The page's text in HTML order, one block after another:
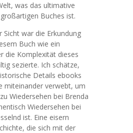
was das ultimative
Buches ist.
Sicht war die Erkundung
Buch wie ein
die Komplexität dieses
sezierte. Ich schätze,
Details ebooks
miteinander verwebt, um
Wiedersehen bei Brenda
Wiedersehen bei
ist. Eine eisern
die sich mit der